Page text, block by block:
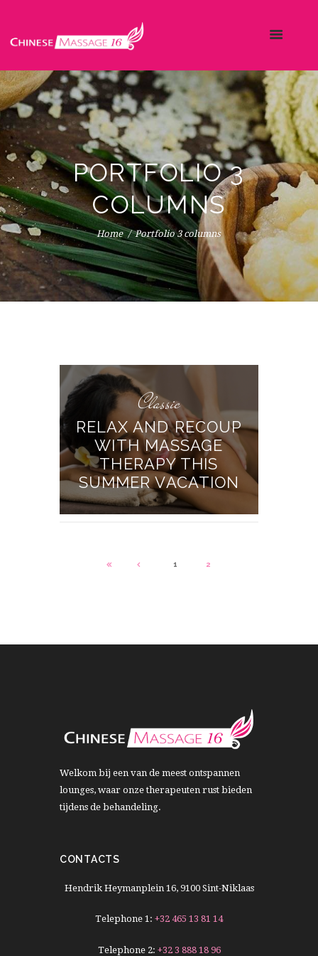
PORTFOLIO 3
COLUMNS
Home Portfolio 3 columns
Classic
RELAX AND RECOUP
WITH MASSAGE
THERAPY THIS
SUMMER VACATION
1 2
Welkom bij een van de meest ontspannen
lounges, waar onze therapeuten rust bieden
tijdens de behandeling.
CONTACTS
Hendrik Heymanplein 16, 9100 Sint-Niklaas
Telephone 1: +32 465 13 81 14
Telephone 2: +32 3 888 18 96